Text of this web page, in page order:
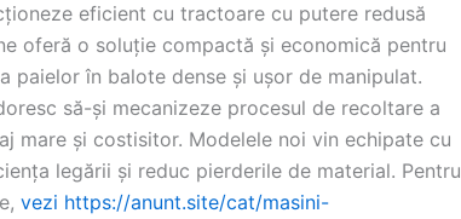
eficient cu tractoare cu putere redusă
oferă o soluție compactă și economică pentru
paielor în balote dense și ușor de manipulat.
să-și mecanizeze procesul de recoltare a
mare și costisitor. Modelele noi vin echipate cu
legării și reduc pierderile de material. Pentru
vezi https://anunt.site/cat/masini-